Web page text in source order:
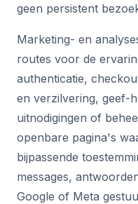
geen persistent
Marketing- en
routes voor de
authenticatie,
en verzilvering, geef-
uitnodigingen of
openbare pagina's
bijpassende
messages,
Google of Meta